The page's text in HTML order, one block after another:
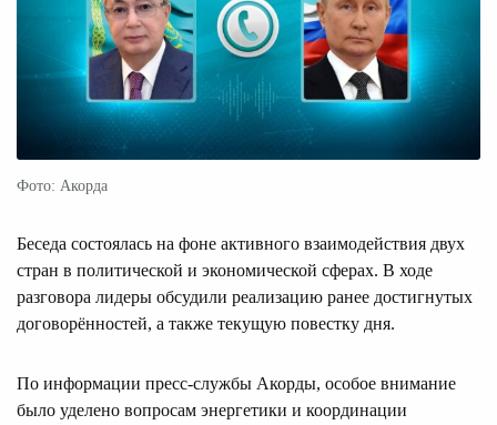
Фото: Акорда
Беседа состоялась на фоне активного взаимодействия двух
стран в политической и экономической сферах. В ходе
разговора лидеры обсудили реализацию ранее достигнутых
договорённостей, а также текущую повестку дня.
По информации пресс-службы Акорды, особое внимание
было уделено вопросам энергетики и координации